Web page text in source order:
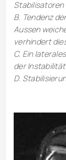
Stabilisatoren
B. Tendenz
Aussen
verhindert
C. Ein
der Instabilität
D.